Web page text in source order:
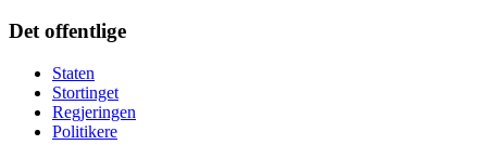
Det offentlige
Staten
Stortinget
Regjeringen
Politikere